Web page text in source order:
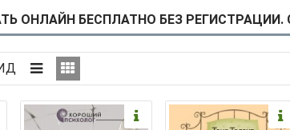
ОНЛАЙН БЕСПЛАТНО БЕЗ РЕГИСТРАЦИИ.